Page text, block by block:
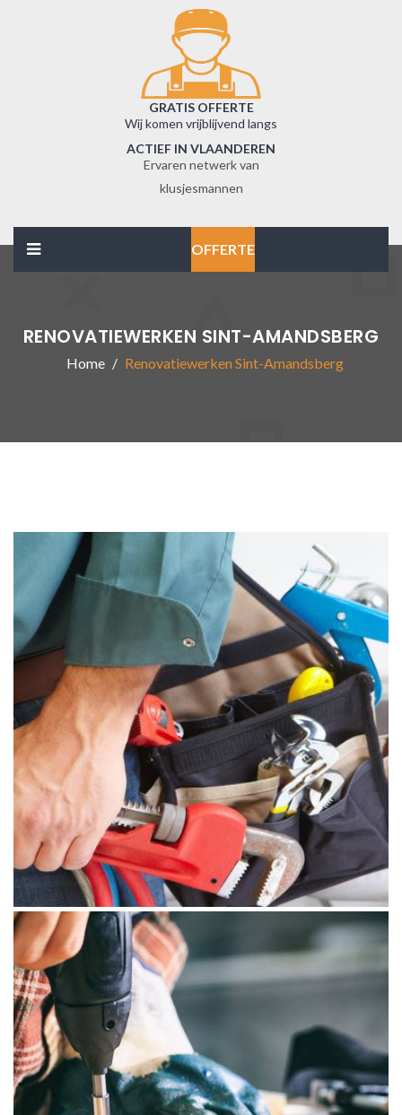
GRATIS OFFERTE
Wij komen vrijblijvend langs
ACTIEF IN VLAANDEREN
Ervaren netwerk van
klusjesmannen
OFFERTE
RENOVATIEWERKEN SINT-AMANDSBERG
Home Renovatiewerken Sint-Amandsberg